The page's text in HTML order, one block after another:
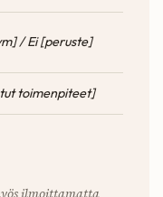
/ Ei [peruste]
toimenpiteet]